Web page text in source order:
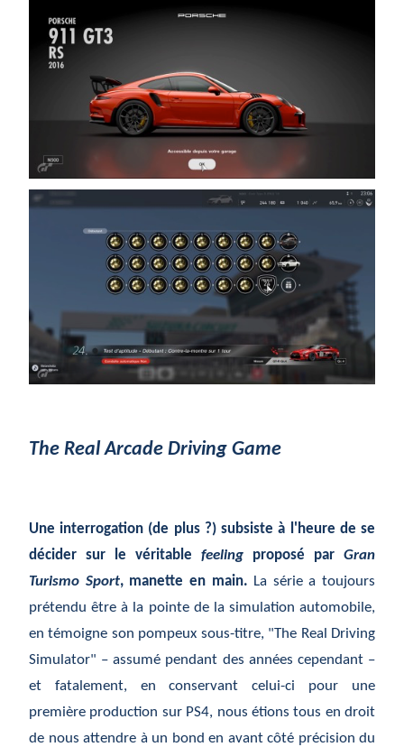
The Real Arcade Driving Game
Une interrogation (de plus ?) subsiste à l'heure de se
décider sur le véritable feeling proposé par Gran
Turismo Sport, manette en main. La série a toujours
prétendu être à la pointe de la simulation automobile,
en témoigne son pompeux sous-titre, "The Real Driving
Simulator" – assumé pendant des années cependant –
et fatalement, en conservant celui-ci pour une
première production sur PS4, nous étions tous en droit
de nous attendre à un bond en avant côté précision du